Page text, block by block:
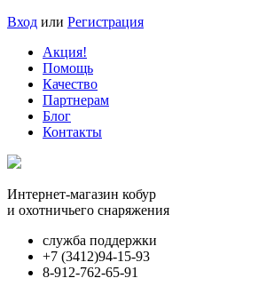
Вход или Регистрация
Акция!
Помощь
Качество
Партнерам
Блог
Контакты
Интернет-магазин кобур
и охотничьего снаряжения
служба поддержки
+7 (3412)94-15-93
8-912-762-65-91